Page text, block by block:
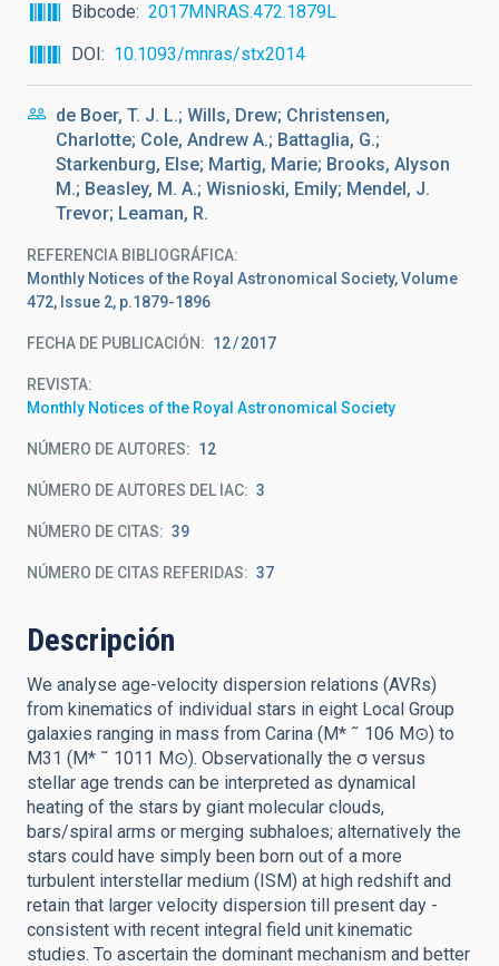
Bibcode
2017MNRAS.472.1879L
DOI
10.1093/mnras/stx2014
de Boer, T. J. L.; Wills, Drew; Christensen,
Charlotte; Cole, Andrew A.; Battaglia, G.;
Starkenburg, Else; Martig, Marie; Brooks, Alyson
M.; Beasley, M. A.; Wisnioski, Emily; Mendel, J.
Trevor; Leaman, R.
REFERENCIA BIBLIOGRÁFICA
Monthly Notices of the Royal Astronomical Society, Volume
472, Issue 2, p.1879-1896
FECHA DE PUBLICACIÓN: 12 2017
REVISTA
Monthly Notices of the Royal Astronomical Society
NÚMERO DE AUTORES 12
NÚMERO DE AUTORES DEL IAC 3
NÚMERO DE CITAS 39
NÚMERO DE CITAS REFERIDAS 37
Descripción
We analyse age-velocity dispersion relations (AVRs)
from kinematics of individual stars in eight Local Group
galaxies ranging in mass from Carina (M* ˜ 106 M⊙) to
M31 (M* ˜ 1011 M⊙). Observationally the σ versus
stellar age trends can be interpreted as dynamical
heating of the stars by giant molecular clouds,
bars/spiral arms or merging subhaloes; alternatively the
stars could have simply been born out of a more
turbulent interstellar medium (ISM) at high redshift and
retain that larger velocity dispersion till present day -
consistent with recent integral field unit kinematic
studies. To ascertain the dominant mechanism and better